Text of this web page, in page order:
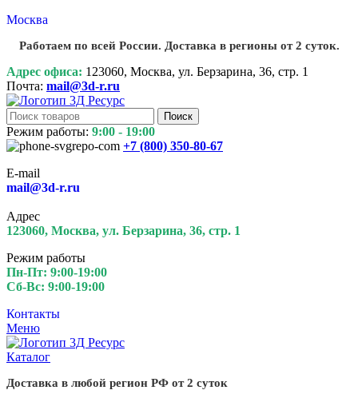
Москва
Работаем по всей России. Доставка в регионы от 2 суток.
Адрес офиса: 123060, Москва, ул. Берзарина, 36, стр. 1
Почта: mail@3d-r.ru
Поиск
Режим работы: 9:00 - 19:00
+7 (800) 350-80-67
E-mail
mail@3d-r.ru
Адрес
123060, Москва, ул. Берзарина, 36, стр. 1
Режим работы
Пн-Пт: 9:00-19:00
Сб-Вс: 9:00-19:00
Контакты
Меню
Каталог
Доставка в любой регион РФ от 2 суток